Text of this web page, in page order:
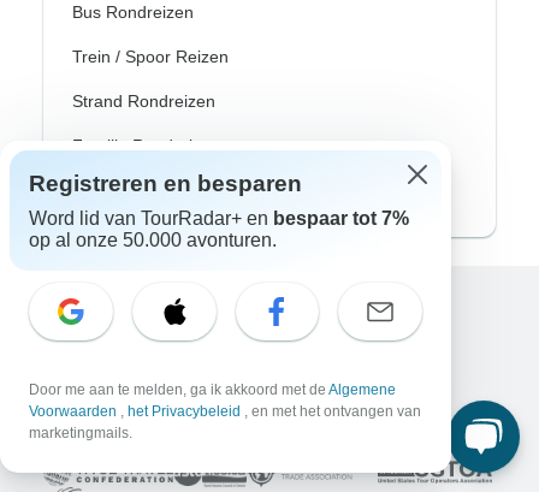
Bus Rondreizen
Trein / Spoor Reizen
Strand Rondreizen
Familie Rondreizen
Privé Rondreizen
Excellent
Geassocieerd met
Registreren en besparen
Word lid van TourRadar+ en bespaar tot 7%
op al onze 50.000 avonturen.
Door me aan te melden, ga ik akkoord met de Algemene
Voorwaarden , het Privacybeleid , en met het ontvangen van
marketingmails.